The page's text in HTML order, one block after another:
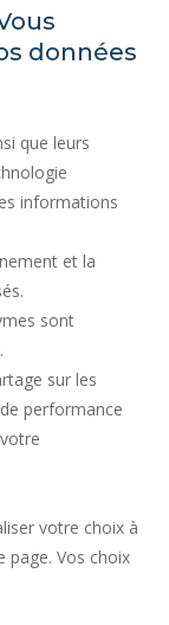
données
que leurs
informations
et la
sont
sur les
performance
votre choix à
page. Vos choix